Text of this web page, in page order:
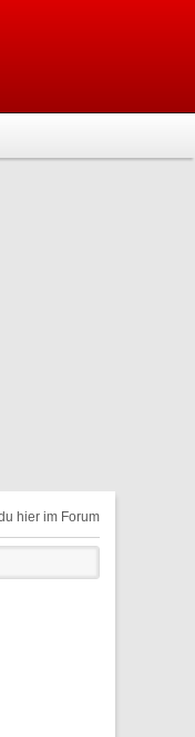
hier im Forum